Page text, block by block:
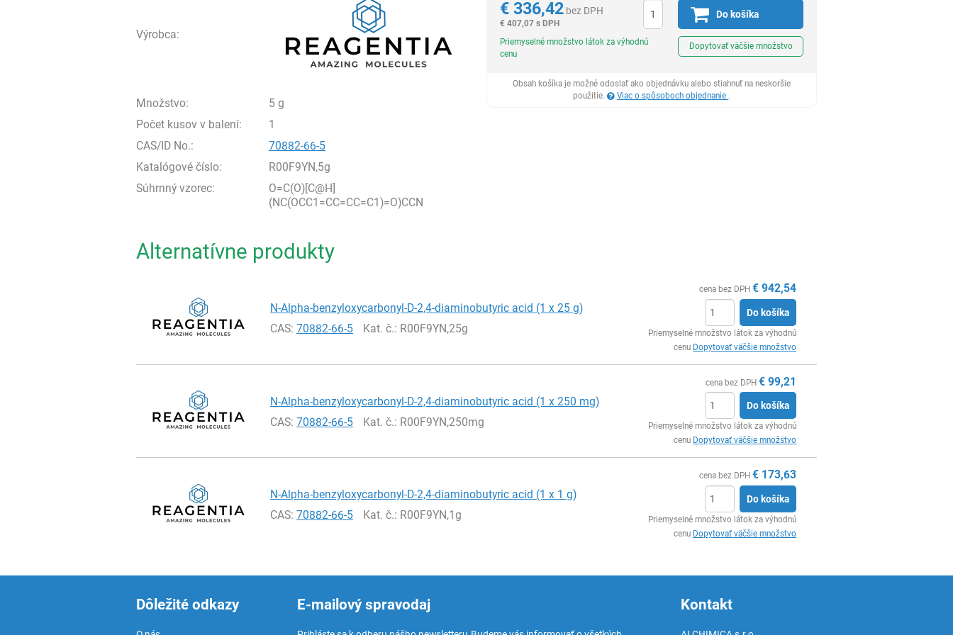
Výrobca:
Množstvo:
5 g
Počet kusov v balení:
1
CAS/ID No.:
70882-66-5
Katalógové číslo:
R00F9YN,5g
Súhrnný vzorec:
O=C(O)[C@H]
(NC(OCC1=CC=CC=C1)=O)CCN
€336,42 bez DPH
€ 407,07 s DPH
Ks
Do košíka
Priemyselné množstvo látok za výhodnú
cenu
Dopytovať väčšie množstvo
Obsah košíka je možné odoslať ako objednávku alebo stiahnuť na neskoršie
použitie.
Viac o spôsoboch objednanie .
Alternatívne produkty
N-Alpha-benzyloxycarbonyl-D-2,4-diaminobutyric acid (1 x 25 g)
CAS:70882-66-5 Kat. č.: R00F9YN,25g
cena bez DPH € 942,54
Do košíka
Priemyselné množstvo látok za výhodnú
cenu Dopytovať väčšie množstvo
N-Alpha-benzyloxycarbonyl-D-2,4-diaminobutyric acid (1 x 250 mg)
CAS:70882-66-5 Kat. č.: R00F9YN,250mg
cena bez DPH € 99,21
Do košíka
Priemyselné množstvo látok za výhodnú
cenu Dopytovať väčšie množstvo
N-Alpha-benzyloxycarbonyl-D-2,4-diaminobutyric acid (1 x 1 g)
CAS:70882-66-5 Kat. č.: R00F9YN,1g
cena bez DPH € 173,63
Do košíka
Priemyselné množstvo látok za výhodnú
cenu Dopytovať väčšie množstvo
Dôležité odkazy E-mailový spravodaj Kontakt